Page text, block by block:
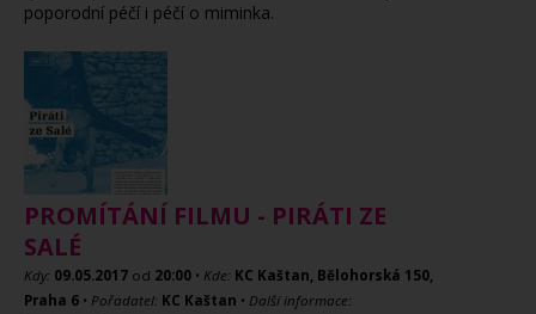
poporodní péčí i péčí o miminka.
PROMÍTÁNÍ FILMU - PIRÁTI ZE
SALÉ
Kdy: 09.05.2017 od 20:00 • Kde: KC Kaštan, Bělohorská 150,
Praha 6 • Pořadatel: KC Kaštan • Další informace: